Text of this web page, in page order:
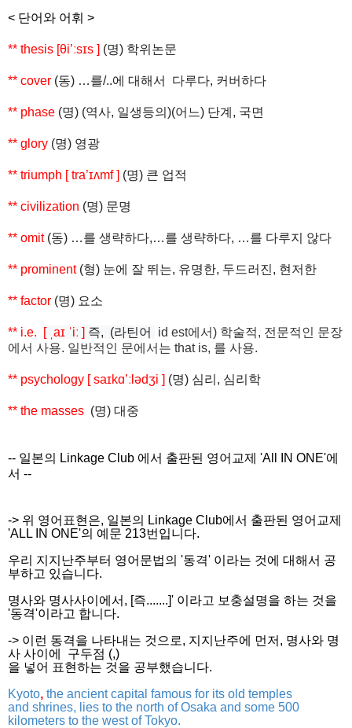
< 단어와 어휘 >
** thesis [θi’ːsɪs ] (명) 학위논문
** cover (동) …를/..에 대해서 다루다, 커버하다
** phase (명) (역사, 일생등의 )(어느) 단계 , 국면
** glory (명) 영광
** triumph [ tra’ɪʌmf ] (명) 큰 업적
** civilization (명) 문명
** omit(동) …를 생략하다,…를 생략하다, …를 다루지 않다
** prominent (형) 눈에 잘 뛰는, 유명한, 두드러진, 현저한
** factor (명) 요소
** i.e. [ ˌaɪ ˈiː ] 즉, (라틴어 id est에서) 학술적, 전문적인 문장
에서 사용. 일반적인 문에서는 that is, 를 사용.
** psychology [ saɪkɑ’ː ədʒi ] (명) 심리 , 심리학
** the masses (명) 대중
-- 일본의 Linkage Club 에서 출판된 영어교제 'All IN ONE'에
서 --
-> 위 영어표현은, 일본의 Linkage Club에서 출판된 영어교제
'ALL IN ONE'의 예문 213번입니다.
우리 지지난주부터 영어문법의 '동격' 이라는 것에 대해서 공
부하고 있습니다.
명사와 명사사이에서, [즉.......]' 이라고 보충설명을 하는 것을
'동격'이라고 합니다.
-> 이런 동격을 나타내는 것으로, 지지난주에 먼저, 명사와 명
사 사이에 구두점 (,)
을 넣어 표현하는 것을 공부했습니다.
Kyoto, the ancient capital famous for its old temples
and shrines, lies to the north of Osaka and some 500
kilometers to the west of Tokyo.